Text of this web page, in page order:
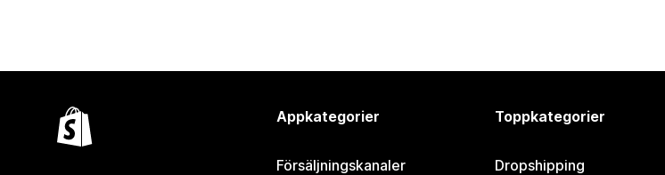
Appkategorier
Försäljningskanaler
Toppkategorier
Dropshipping